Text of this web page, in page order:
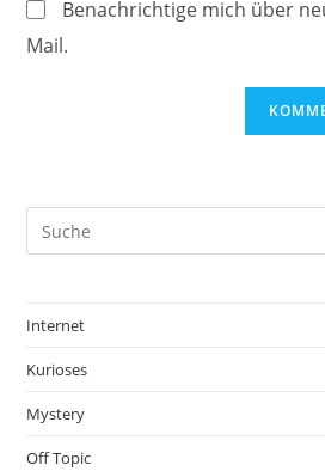
Benachrichtige mich über
Mail.
Internet
Kurioses
Mystery
Off Topic